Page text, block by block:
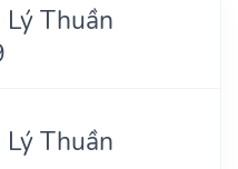
Thuần
Thuần